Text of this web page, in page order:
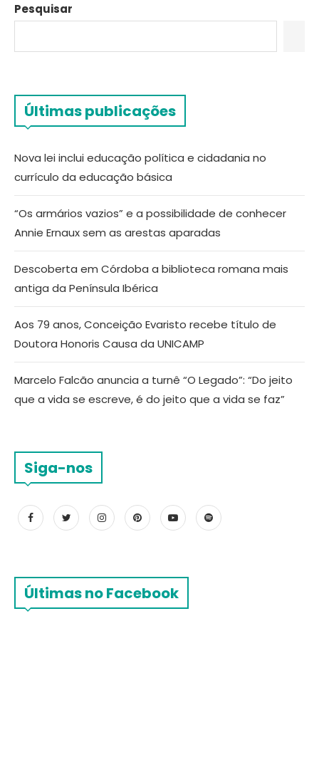
Pesquisar
Últimas publicações
Nova lei inclui educação política e cidadania no
currículo da educação básica
“Os armários vazios” e a possibilidade de conhecer
Annie Ernaux sem as arestas aparadas
Descoberta em Córdoba a biblioteca romana mais
antiga da Península Ibérica
Aos 79 anos, Conceição Evaristo recebe título de
Doutora Honoris Causa da UNICAMP
Marcelo Falcão anuncia a turnê “O Legado”: “Do jeito
que a vida se escreve, é do jeito que a vida se faz”
Siga-nos
Últimas no Facebook